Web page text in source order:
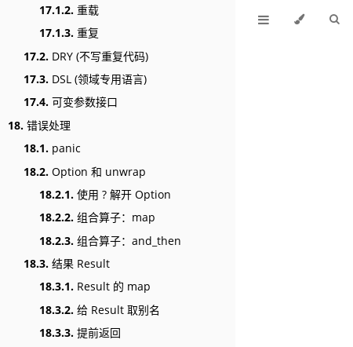
17.1.2. 重载
17.1.3. 重复
17.2. DRY (不写重复代码)
17.3. DSL (领域专用语言)
17.4. 可变参数接口
18. 错误处理
18.1. panic
18.2. Option 和 unwrap
18.2.1. 使用 ? 解开 Option
18.2.2. 组合算子：map
18.2.3. 组合算子：and_then
18.3. 结果 Result
18.3.1. Result 的 map
18.3.2. 给 Result 取别名
18.3.3. 提前返回